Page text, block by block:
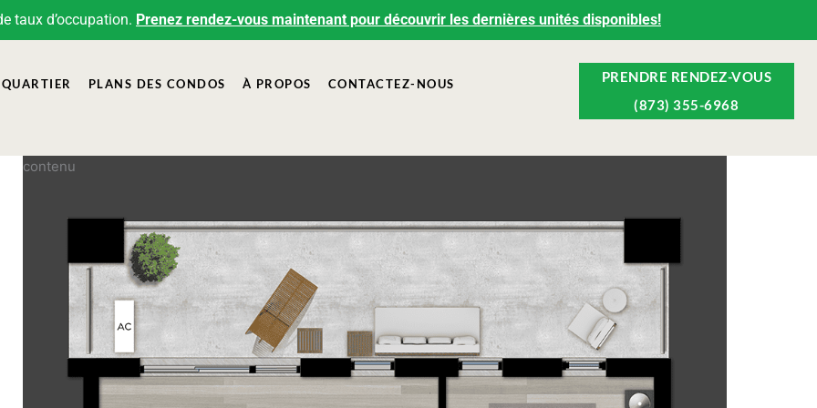
taux d’occupation. Prenez rendez-vous maintenant pour découvrir les dernières unités disponibles!
QUARTIER PLANS DES CONDOS À PROPOS CONTACTEZ-NOUS
PRENDRE RENDEZ-VOUS
(873) 355-6968
contenu